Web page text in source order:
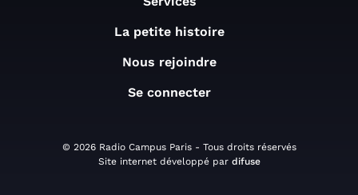
La petite histoire
Nous rejoindre
Se connecter
© 2026 Radio Campus Paris - Tous droits réservés
Site internet développé par difuse